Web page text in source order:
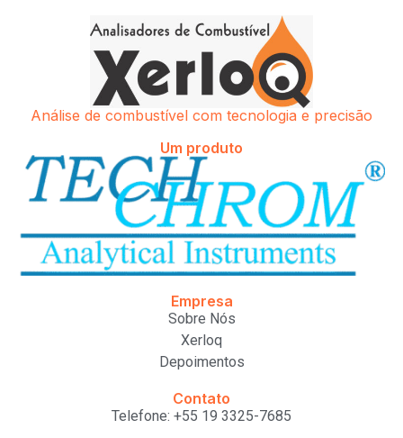
Análise de combustível com tecnologia e precisão
Um produto
Empresa
Sobre Nós
Xerloq
Depoimentos
Contato
Telefone: +55 19 3325-7685